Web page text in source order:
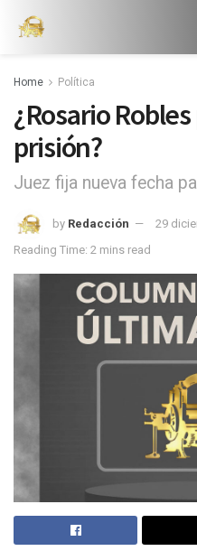
Home Política
¿Rosario
prisión?
Juez fija nueva fecha
by Redacción
29
Reading Time: 2 mins read